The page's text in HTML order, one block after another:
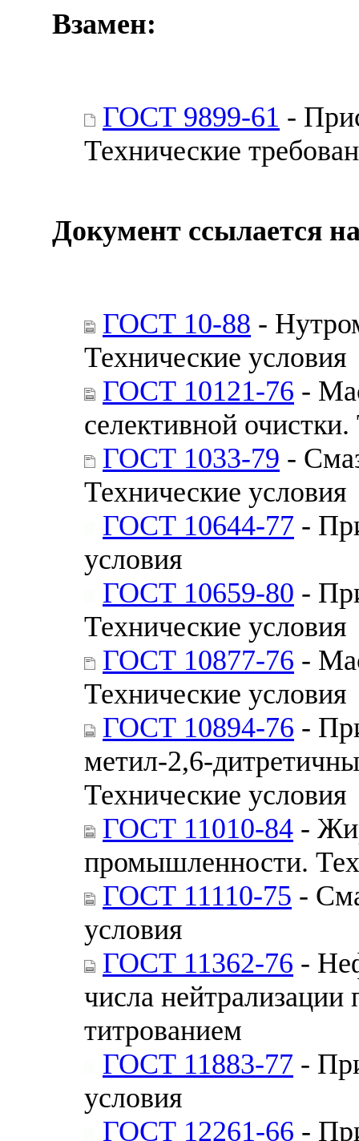
Взамен:
ГОСТ 9899-61 -
Технические
Документ ссылается
ГОСТ 10-88 -
Технические условия
ГОСТ 10121-76 -
селективной
ГОСТ 1033-79 -
Технические условия
ГОСТ 10644-77 -
условия
ГОСТ 10659-80 -
Технические условия
ГОСТ 10877-76 -
Технические условия
ГОСТ 10894-76 -
метил-2,6-
Технические условия
ГОСТ 11010-84 -
промышленности.
ГОСТ 11110-75 -
условия
ГОСТ 11362-76 -
числа
титрованием
ГОСТ 11883-77 -
условия
ГОСТ 12261-66 -